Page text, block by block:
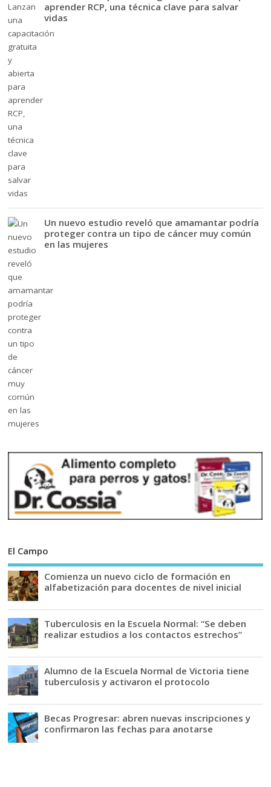
aprender RCP, una técnica clave para salvar
vidas
Un nuevo estudio reveló que amamantar podría
proteger contra un tipo de cáncer muy común
en las mujeres
El Campo
Comienza un nuevo ciclo de formación en
alfabetización para docentes de nivel inicial
Tuberculosis en la Escuela Normal: “Se deben
realizar estudios a los contactos estrechos”
Alumno de la Escuela Normal de Victoria tiene
tuberculosis y activaron el protocolo
Becas Progresar: abren nuevas inscripciones y
confirmaron las fechas para anotarse